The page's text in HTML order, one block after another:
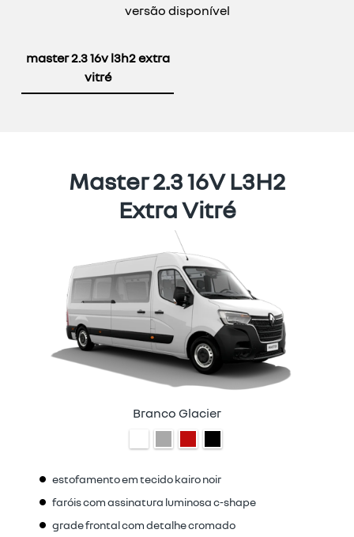
versão disponível
master 2.3 16v l3h2 extra
vitré
Master 2.3 16V L3H2
Extra Vitré
Branco Glacier
estofamento em tecido kairo noir
faróis com assinatura luminosa c-shape
grade frontal com detalhe cromado